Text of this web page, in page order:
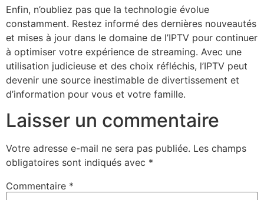
Enfin, n’oubliez pas que la technologie évolue
constamment. Restez informé des dernières nouveautés
et mises à jour dans le domaine de l’IPTV pour continuer
à optimiser votre expérience de streaming. Avec une
utilisation judicieuse et des choix réfléchis, l’IPTV peut
devenir une source inestimable de divertissement et
d’information pour vous et votre famille.
Laisser un commentaire
Votre adresse e-mail ne sera pas publiée. Les champs
obligatoires sont indiqués avec *
Commentaire *